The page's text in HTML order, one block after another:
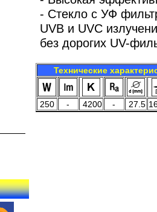
- Стекло с УФ
UVB и UVC
без дорогих UV-
Технические
250 - 4200 - 27.5